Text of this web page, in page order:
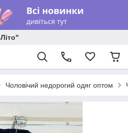
Чоловічий недорогий одяг оптом